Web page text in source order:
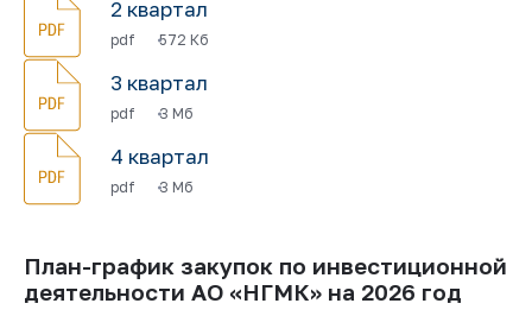
2 квартал
pdf 572 Кб
3 квартал
pdf 3 Мб
4 квартал
pdf 3 Мб
План-график закупок по инвестиционной
деятельности АО «НГМК» на 2026 год